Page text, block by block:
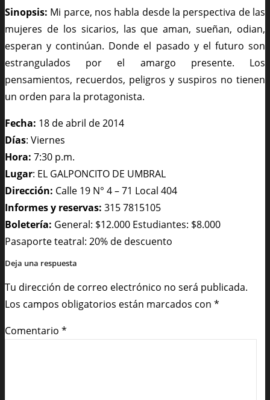
Sinopsis: Mi parce, nos habla desde la perspectiva de las
mujeres de los sicarios, las que aman, sueñan, odian,
esperan y continúan. Donde el pasado y el futuro son
estrangulados por el amargo presente. Los
pensamientos, recuerdos, peligros y suspiros no tienen
un orden para la protagonista.
Fecha: 18 de abril de 2014
Días: Viernes
Hora: 7:30 p.m.
Lugar: EL GALPONCITO DE UMBRAL
Dirección: Calle 19 N° 4 – 71 Local 404
Informes y reservas: 315 7815105
Boletería: General: $12.000 Estudiantes: $8.000
Pasaporte teatral: 20% de descuento
Deja una respuesta
Tu dirección de correo electrónico no será publicada.
Los campos obligatorios están marcados con *
Comentario *